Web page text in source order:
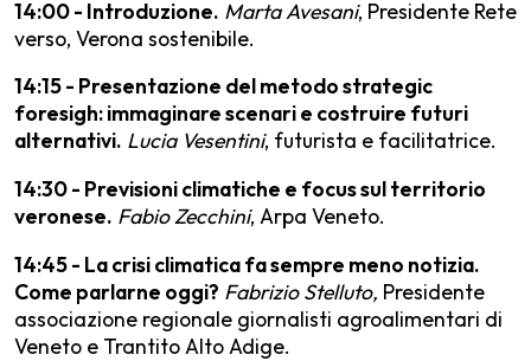
14:00 - Introduzione. Marta Avesani, Presidente Rete
verso, Verona sostenibile.
14:15 - Presentazione del metodo strategic
foresigh: immaginare scenari e costruire futuri
alternativi. Lucia Vesentini, futurista e facilitatrice.
14:30 - Previsioni climatiche e focus sul territorio
veronese. Fabio Zecchini, Arpa Veneto.
14:45 - La crisi climatica fa sempre meno notizia.
Come parlarne oggi? Fabrizio Stelluto, Presidente
associazione regionale giornalisti agroalimentari di
Veneto e Trantito Alto Adige.